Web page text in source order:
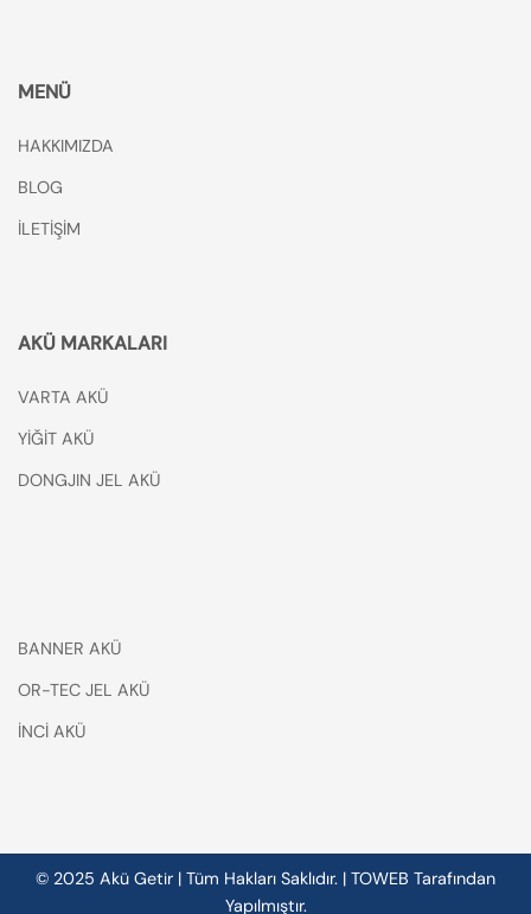
MENÜ
HAKKIMIZDA
BLOG
İLETİŞİM
AKÜ MARKALARI
VARTA AKÜ
YİĞİT AKÜ
DONGJIN JEL AKÜ
BANNER AKÜ
OR-TEC JEL AKÜ
İNCİ AKÜ
© 2025 Akü Getir | Tüm Hakları Saklıdır. | TOWEB Tarafından
Yapılmıştır.